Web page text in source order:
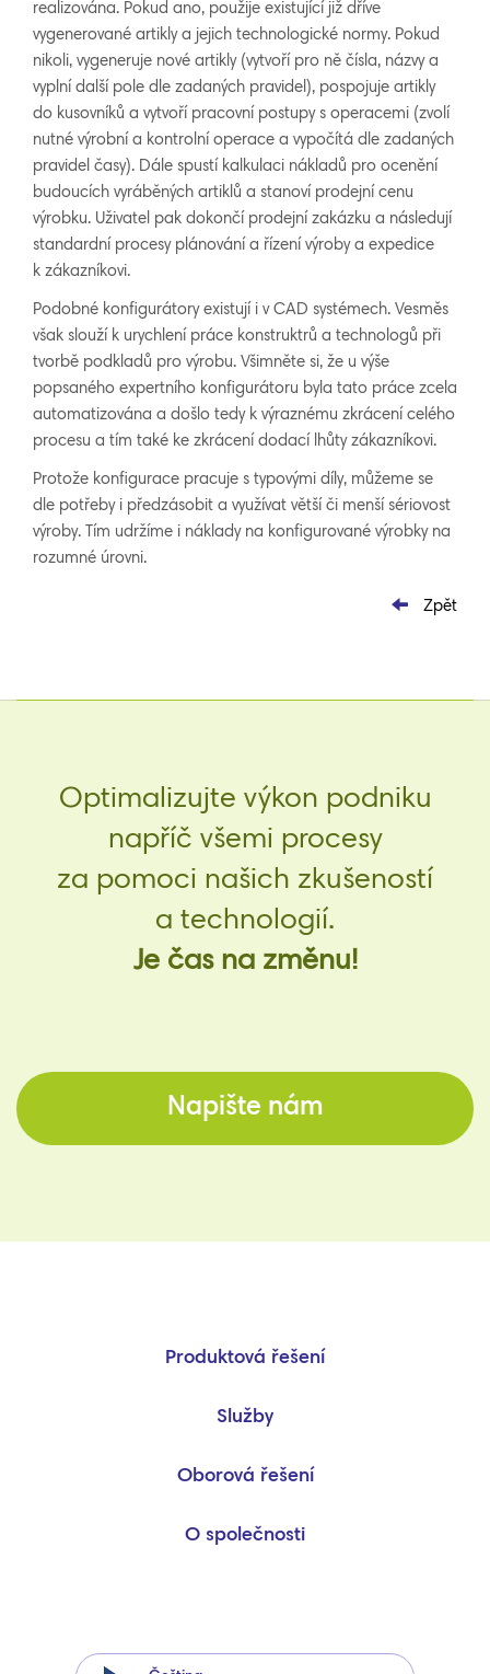
realizována. Pokud ano, použije existující již dříve
vygenerované artikly a jejich technologické normy. Pokud
nikoli, vygeneruje nové artikly (vytvoří pro ně čísla, názvy a
vyplní další pole dle zadaných pravidel), pospojuje artikly
do kusovníků a vytvoří pracovní postupy s operacemi (zvolí
nutné výrobní a kontrolní operace a vypočítá dle zadaných
pravidel časy). Dále spustí kalkulaci nákladů pro ocenění
budoucích vyráběných artiklů a stanoví prodejní cenu
výrobku. Uživatel pak dokončí prodejní zakázku a následují
standardní procesy plánování a řízení výroby a expedice
k zákazníkovi.
Podobné konfigurátory existují i v CAD systémech. Vesměs
však slouží k urychlení práce konstruktrů a technologů při
tvorbě podkladů pro výrobu. Všimněte si, že u výše
popsaného expertního konfigurátoru byla tato práce zcela
automatizována a došlo tedy k výraznému zkrácení celého
procesu a tím také ke zkrácení dodací lhůty zákazníkovi.
Protože konfigurace pracuje s typovými díly, můžeme se
dle potřeby i předzásobit a využívat větší či menší sériovost
výroby. Tím udržíme i náklady na konfigurované výrobky na
rozumné úrovni.
Zpět
Optimalizujte výkon podniku
napříč všemi procesy
za pomoci našich zkušeností
a technologií.
Je čas na změnu!
Napište nám
Produktová řešení
Služby
Oborová řešení
O společnosti